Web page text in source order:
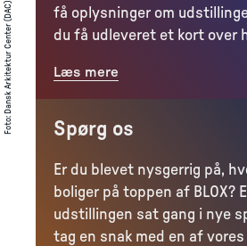
få oplysninger om
du få udleveret et kort over
Læs mere
Foto
:
Dansk Arkitektur Center (DAC)
Spørg os
Er du blevet nysgerrig på,
boliger på toppen af BLOX?
udstillingen sat gang i nye
tag en snak med en af vores